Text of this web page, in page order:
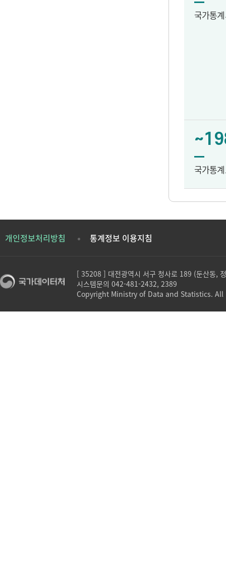
국가통
국가통
개인정보처리방침 통계정보 이용지침
[ 35208 ] 대전광역시 서구 청사로 189 (둔산동,
시스템문의 042-481-2432, 2389
Copyright Ministry of Data and Statistics.